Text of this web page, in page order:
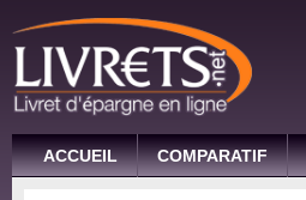
ACCUEIL COMPARATIF